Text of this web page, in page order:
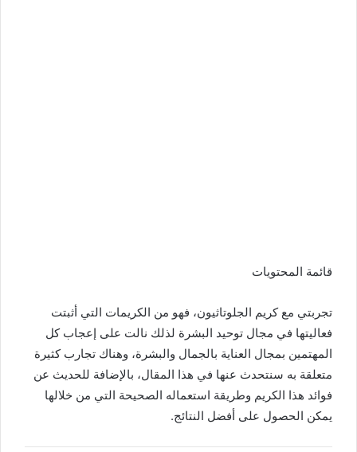
قائمة المحتويات
تجربتي مع كريم الجلوتاثيون، فهو من الكريمات التي أثبتت
فعاليتها في مجال توحيد البشرة لذلك نالت على إعجاب كل
المهتمين بمجال العناية بالجمال والبشرة، وهناك تجارب كثيرة
متعلقة به سنتحدث عنها في هذا المقال، بالإضافة للحديث عن
فوائد هذا الكريم وطريقة استعماله الصحيحة التي من خلالها
يمكن الحصول على أفضل النتائج.